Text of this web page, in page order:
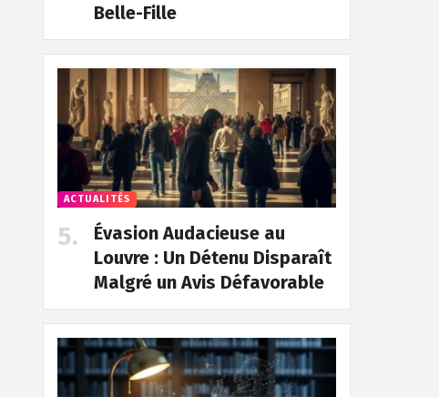
Belle-Fille
ACTUALITÉS
Évasion Audacieuse au
Louvre : Un Détenu Disparaît
Malgré un Avis Défavorable